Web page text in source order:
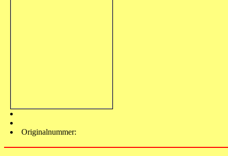
Originalnummer: